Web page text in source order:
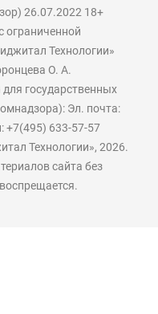
26.07.2022 18+
ограниченной
Технологии»
О. А.
государственных
Эл. почта:
+7(495) 633-57-57
Технологии», 2026.
сайта без